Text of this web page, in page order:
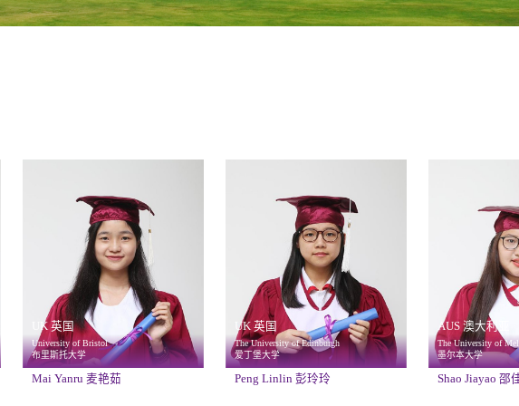
UK 英国
University of Bristol
布里斯托大学
Mai Yanru 麦艳茹
UK 英国
The University of Edinburgh
爱丁堡大学
Peng Linlin 彭玲玲
AUS 澳大利亚
The University of
墨尔本大学
Shao Jiayao 邵